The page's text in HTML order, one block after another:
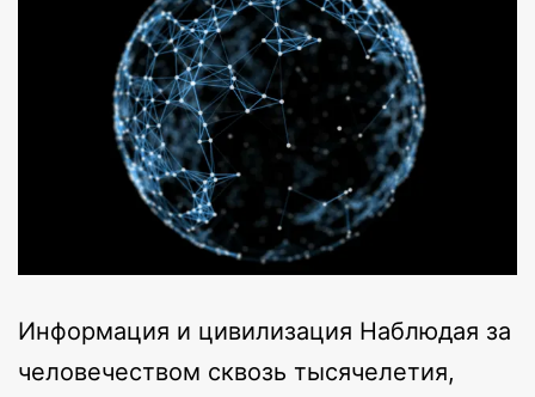
Информация и цивилизация Наблюдая за
человечеством сквозь тысячелетия,